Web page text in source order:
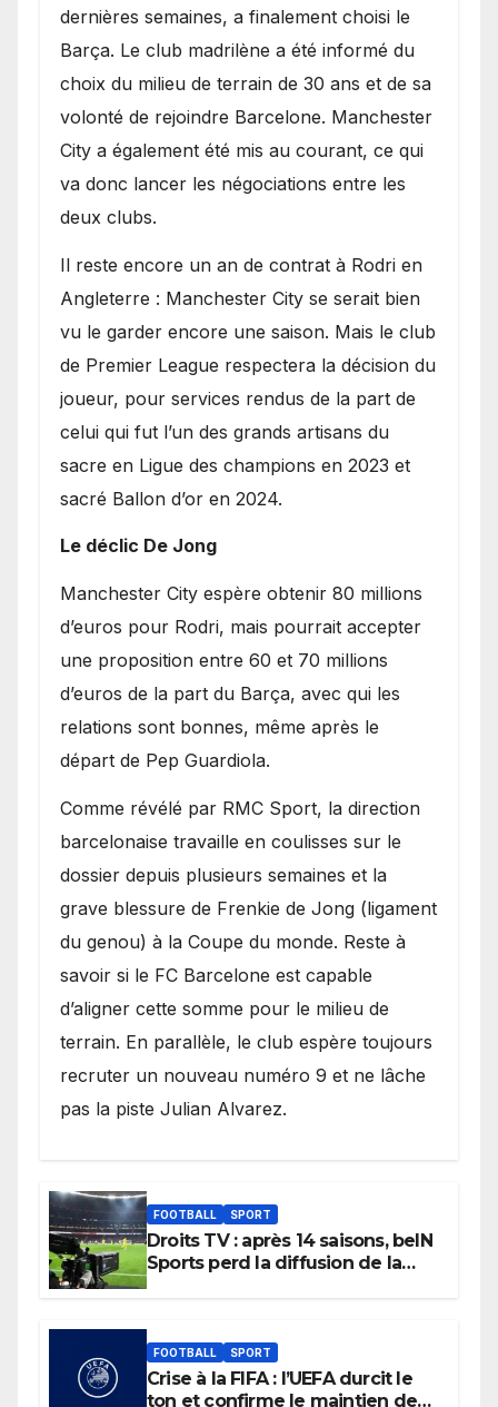
dernières semaines, a finalement choisi le
Barça. Le club madrilène a été informé du
choix du milieu de terrain de 30 ans et de sa
volonté de rejoindre Barcelone. Manchester
City a également été mis au courant, ce qui
va donc lancer les négociations entre les
deux clubs.
​Il reste encore un an de contrat à Rodri en
Angleterre : Manchester City se serait bien
vu le garder encore une saison. Mais le club
de Premier League respectera la décision du
joueur, pour services rendus de la part de
celui qui fut l’un des grands artisans du
sacre en Ligue des champions en 2023 et
sacré Ballon d’or en 2024.
Le déclic De Jong
​Manchester City espère obtenir 80 millions
d’euros pour Rodri, mais pourrait accepter
une proposition entre 60 et 70 millions
d’euros de la part du Barça, avec qui les
relations sont bonnes, même après le
départ de Pep Guardiola.
​Comme révélé par RMC Sport, la direction
barcelonaise travaille en coulisses sur le
dossier depuis plusieurs semaines et la
grave blessure de Frenkie de Jong (ligament
du genou) à la Coupe du monde. Reste à
savoir si le FC Barcelone est capable
d’aligner cette somme pour le milieu de
terrain. En parallèle, le club espère toujours
recruter un nouveau numéro 9 et ne lâche
pas la piste Julian Alvarez.
FOOTBALL SPORT
Droits TV : après 14 saisons, beIN
Sports perd la diffusion de la
FOOTBALL SPORT
Crise à la FIFA : l’UEFA durcit le
ton et confirme le maintien de